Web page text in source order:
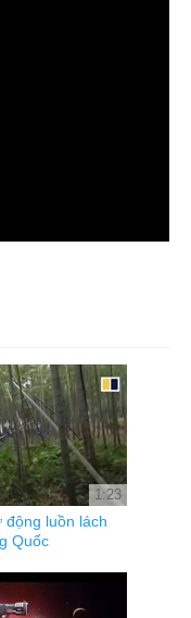
1:23
luồn lách
Quốc